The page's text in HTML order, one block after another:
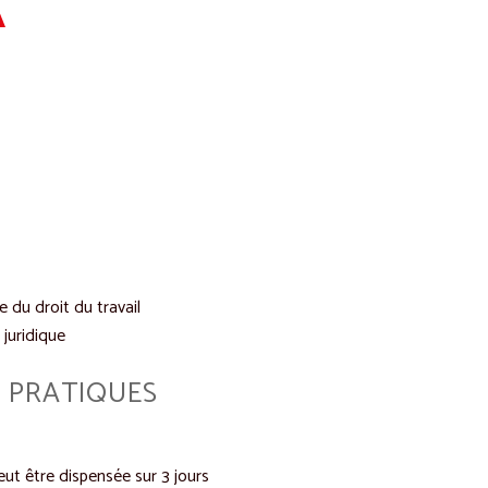
du droit du travail
être dispensée sur 3 jours